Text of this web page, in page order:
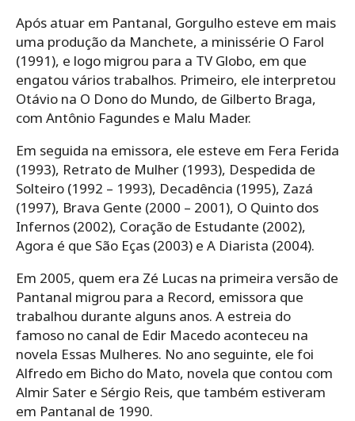
Após atuar em Pantanal, Gorgulho esteve em mais
uma produção da Manchete, a minissérie O Farol
(1991), e logo migrou para a TV Globo, em que
engatou vários trabalhos. Primeiro, ele interpretou
Otávio na O Dono do Mundo, de Gilberto Braga,
com Antônio Fagundes e Malu Mader.
Em seguida na emissora, ele esteve em Fera Ferida
(1993), Retrato de Mulher (1993), Despedida de
Solteiro (1992 – 1993), Decadência (1995), Zazá
(1997), Brava Gente (2000 – 2001), O Quinto dos
Infernos (2002), Coração de Estudante (2002),
Agora é que São Eças (2003) e A Diarista (2004).
Em 2005, quem era Zé Lucas na primeira versão de
Pantanal migrou para a Record, emissora que
trabalhou durante alguns anos. A estreia do
famoso no canal de Edir Macedo aconteceu na
novela Essas Mulheres. No ano seguinte, ele foi
Alfredo em Bicho do Mato, novela que contou com
Almir Sater e Sérgio Reis, que também estiveram
em Pantanal de 1990.